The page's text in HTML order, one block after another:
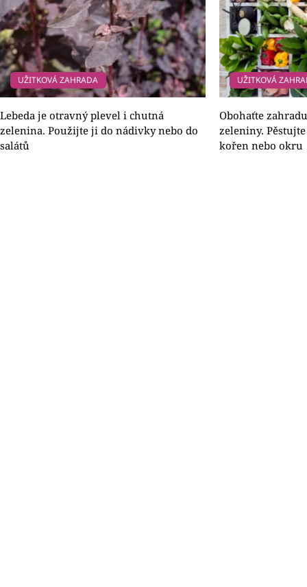
UŽITKOVÁ ZAHRADA
Lebeda je otravný plevel i chutná
zelenina. Použijte ji do nádivky nebo do
salátů
UŽITKOVÁ
Obohaťte
zeleniny.
kořen nebo okru